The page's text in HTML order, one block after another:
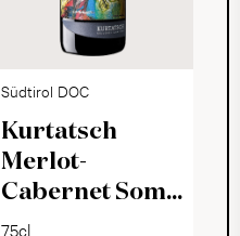
Südtirol DOC
Kurtatsch
Merlot-
Cabernet Soma
2023
75cl